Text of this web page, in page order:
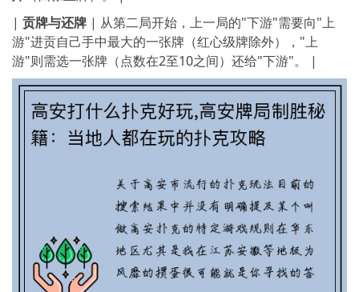
| 贡牌与还牌 | 从第二局开始，上一局的"下游"需要向"上
游"进贡自己手中最大的一张牌（红心级牌除外），"上
游"则需选一张牌（点数在2至10之间）还给"下游"。 |